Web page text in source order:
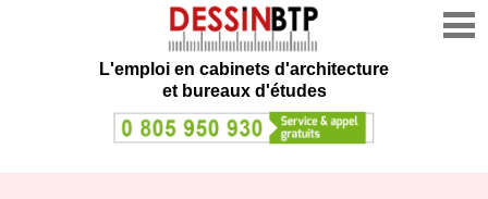
L'emploi en cabinets d'architecture
et bureaux d'études